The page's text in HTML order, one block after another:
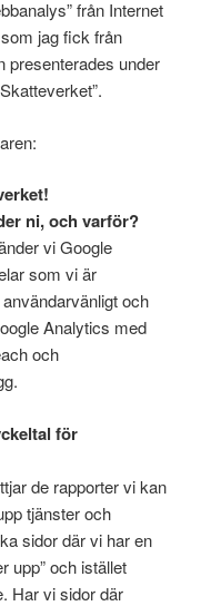
från Internet
jag fick från
presenterades under
ni, och varför?
vi Google
som vi är
och
Analytics med
och
för
de rapporter vi kan
tjänster och
sidor där vi har en
upp” och istället
Har vi sidor där